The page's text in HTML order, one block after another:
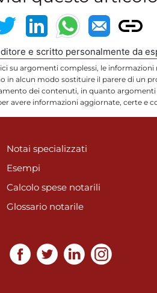
e scritto personalmente da
su argomenti complessi, le
alcun modo sostituire il parere di un
dei contenuti, in quanto
avere informazioni aggiornate, certe e
Notai specializzati
Esempi
Calcolo spese notarili
Glossario notarile